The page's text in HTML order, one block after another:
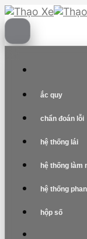
Skip
to
content
ắc quy
chẩn đoán lỗi
hệ thống lái
hệ thống làm
hệ thống
hộp số